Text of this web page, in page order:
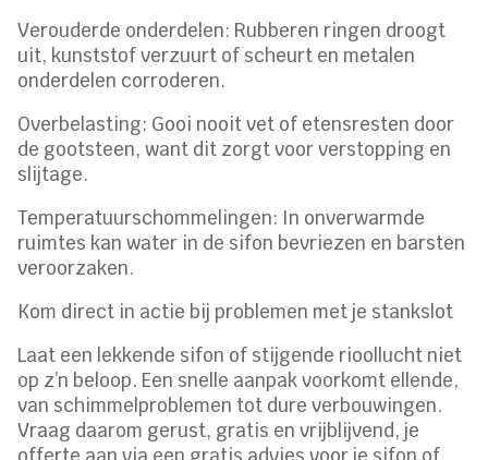
Verouderde onderdelen: Rubberen ringen droogt
uit, kunststof verzuurt of scheurt en metalen
onderdelen corroderen.
Overbelasting: Gooi nooit vet of etensresten door
de gootsteen, want dit zorgt voor verstopping en
slijtage.
Temperatuurschommelingen: In onverwarmde
ruimtes kan water in de sifon bevriezen en barsten
veroorzaken.
Kom direct in actie bij problemen met je stankslot
Laat een lekkende sifon of stijgende rioollucht niet
op z’n beloop. Een snelle aanpak voorkomt ellende,
van schimmelproblemen tot dure verbouwingen.
Vraag daarom gerust, gratis en vrijblijvend, je